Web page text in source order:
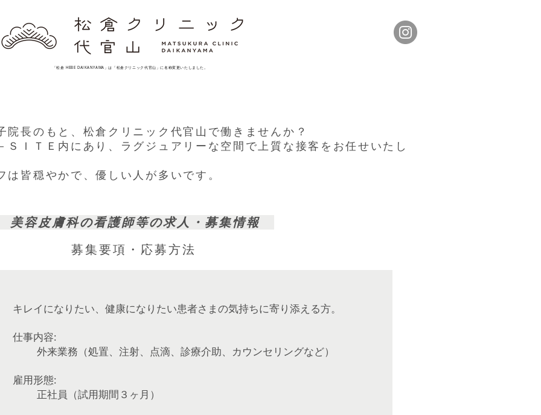
「松倉 HEBE DAIKANYAMA」は「松倉クリニック代官山」に名称変更いたしました。
キレイになりたい、健康になりたい患者さまの気持ちに寄り添える方。
仕事内容:
外来業務（処置、注射、点滴、診療介助、カウンセリングなど）
雇用形態:
正社員（試用期間３ヶ月）
募集要項・応募方法
院長のもと、松倉クリニック代官山で働きませんか？
ＳＩＴＥ内にあり、ラグジュアリーな空間で上質な接客をお任せいたし
皆穏やかで、優しい人が多いです。
容皮膚科の看護師等の求人・募集情報